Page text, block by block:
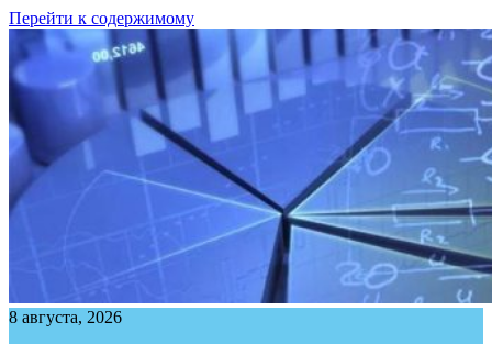
Перейти к содержимому
8 августа, 2026